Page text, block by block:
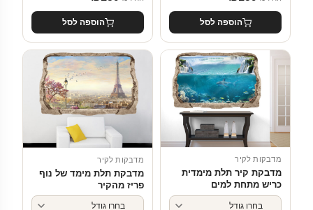
הוספה לסל הוספה לסל
מדבקות לקיר
מדבקת קיר תלת מימדית
כריש מתחת למים
מדבקות לקיר
מדבקת תלת מימד של נוף
פריז מהקיר